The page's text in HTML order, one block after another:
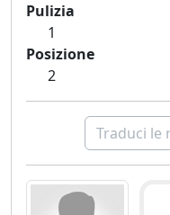
Pulizia
1
Posizione
2
Traduci le